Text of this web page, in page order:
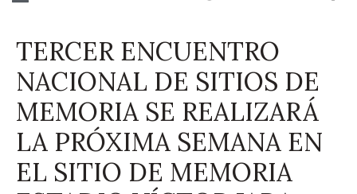
TERCER ENCUENTRO
NACIONAL DE SITIOS DE
MEMORIA SE REALIZARÁ
LA PRÓXIMA SEMANA EN
EL SITIO DE MEMORIA